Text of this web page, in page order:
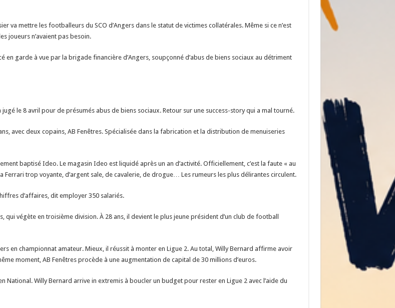
va mettre les footballeurs du SCO d’Angers dans le statut de victimes collatérales. Même si ce n’est
joueurs n’avaient pas besoin.
garde à vue par la brigade financière d’Angers, soupçonné d’abus de biens sociaux au détriment
le 8 avril pour de présumés abus de biens sociaux. Retour sur une success-story qui a mal tourné.
avec deux copains, AB Fenêtres. Spécialisée dans la fabrication et la distribution de menuiseries
baptisé Ideo. Le magasin Ideo est liquidé après un an d’activité. Officiellement, c’est la faute « au
Ferrari trop voyante, d’argent sale, de cavalerie, de drogue… Les rumeurs les plus délirantes circulent.
d’affaires, dit employer 350 salariés.
qui végète en troisième division. À 28 ans, il devient le plus jeune président d’un club de football
en championnat amateur. Mieux, il réussit à monter en Ligue 2. Au total, Willy Bernard affirme avoir
moment, AB Fenêtres procède à une augmentation de capital de 30 millions d’euros.
National. Willy Bernard arrive in extremis à boucler un budget pour rester en Ligue 2 avec l’aide du